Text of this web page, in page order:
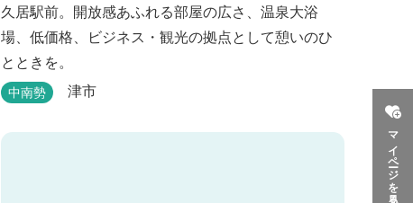
マイページを見る
久居駅前。開放感あふれる部屋の広さ、温泉大浴
場、低価格、ビジネス・観光の拠点として憩いのひ
とときを。
中南勢 津市